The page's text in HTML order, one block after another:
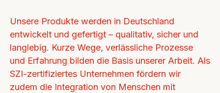
Unsere Produkte werden in Deutschland
entwickelt und gefertigt – qualitativ, sicher und
langlebig. Kurze Wege, verlässliche Prozesse
und Erfahrung bilden die Basis unserer Arbeit. Als
SZI-zertifiziertes Unternehmen fördern wir
zudem die Integration von Menschen mit